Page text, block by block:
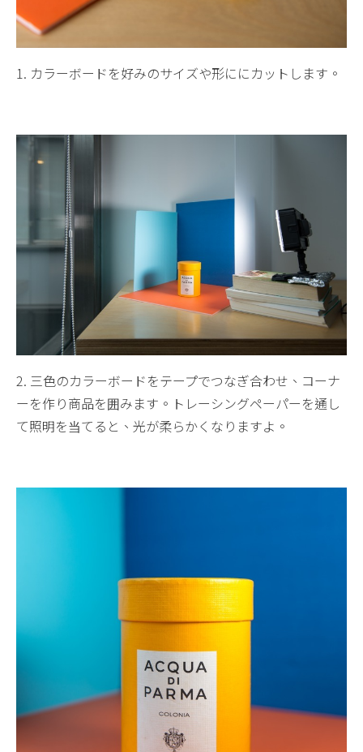
1. カラーボードを好みのサイズや形ににカットします。
2. 三色のカラーボードをテープでつなぎ合わせ、コーナ
ーを作り商品を囲みます。トレーシングペーパーを通し
て照明を当てると、光が柔らかくなりますよ。